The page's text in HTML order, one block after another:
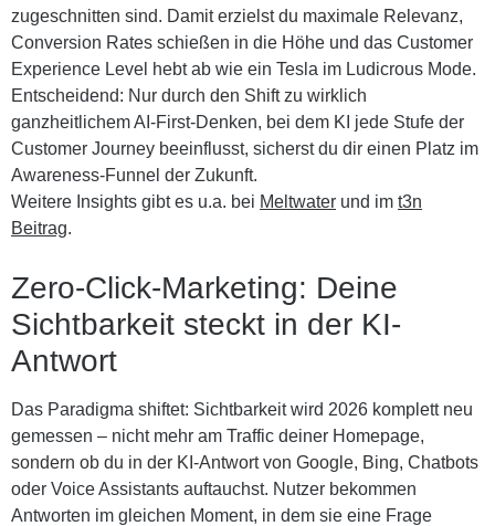
zugeschnitten sind. Damit erzielst du maximale Relevanz,
Conversion Rates schießen in die Höhe und das Customer
Experience Level hebt ab wie ein Tesla im Ludicrous Mode.
Entscheidend: Nur durch den Shift zu wirklich
ganzheitlichem AI-First-Denken, bei dem KI jede Stufe der
Customer Journey beeinflusst, sicherst du dir einen Platz im
Awareness-Funnel der Zukunft.
Weitere Insights gibt es u.a. bei Meltwater und im t3n
Beitrag.
Zero-Click-Marketing: Deine
Sichtbarkeit steckt in der KI-
Antwort
Das Paradigma shiftet: Sichtbarkeit wird 2026 komplett neu
gemessen – nicht mehr am Traffic deiner Homepage,
sondern ob du in der KI-Antwort von Google, Bing, Chatbots
oder Voice Assistants auftauchst. Nutzer bekommen
Antworten im gleichen Moment, in dem sie eine Frage